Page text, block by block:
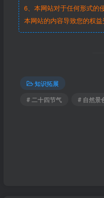
6、本网站对于任何形式的
本网站的内容导致您的权
知识拓展
# 二十四节气
# 自然景